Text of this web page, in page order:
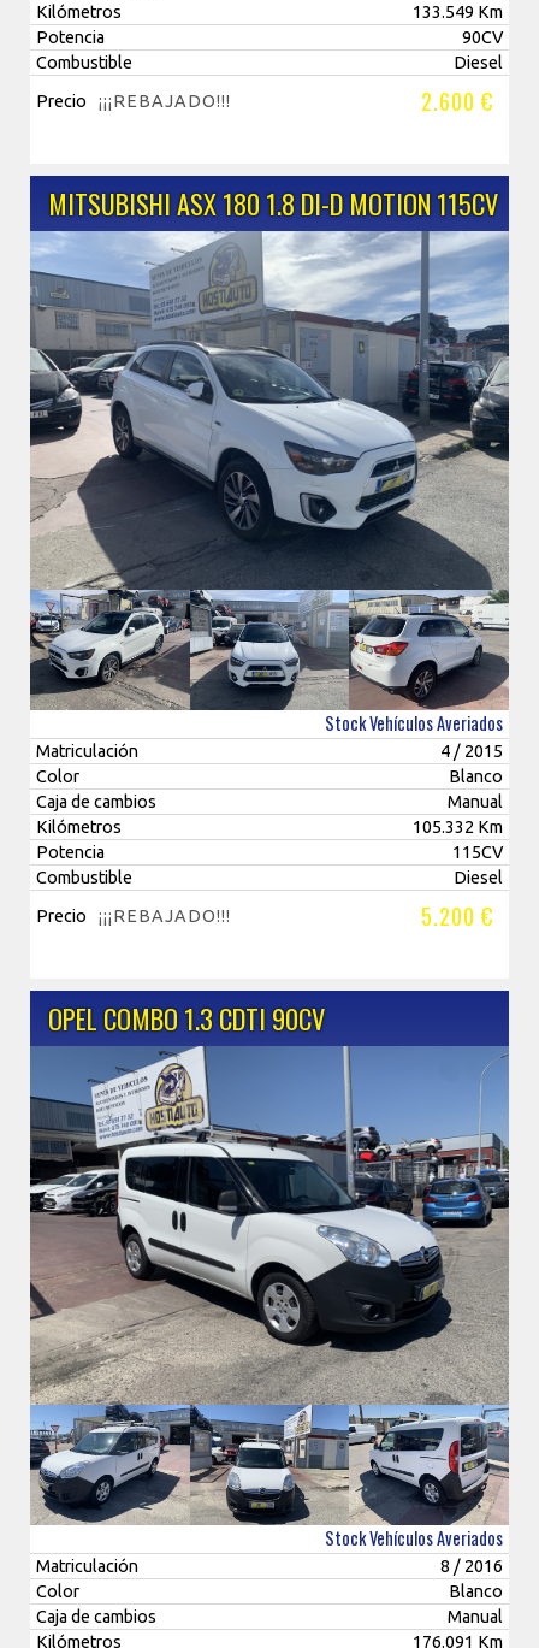
Kilómetros
133.549 Km
Potencia
90CV
Combustible
Diesel
Precio
¡¡¡REBAJADO!!! 2.600 €
MITSUBISHI ASX 180 1.8 DI-D MOTION 115CV
Stock Vehículos Averiados
Matriculación
4 / 2015
Color
Blanco
Caja de cambios
Manual
Kilómetros
105.332 Km
Potencia
115CV
Combustible
Diesel
Precio
¡¡¡REBAJADO!!! 5.200 €
OPEL COMBO 1.3 CDTI 90CV
Stock Vehículos Averiados
Matriculación
8 / 2016
Color
Blanco
Caja de cambios
Manual
Kilómetros
176.091 Km